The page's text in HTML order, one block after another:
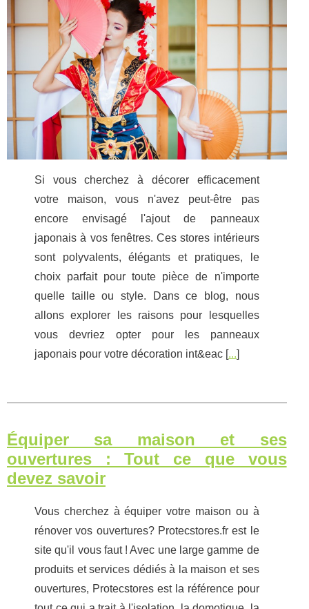
Si vous cherchez à décorer efficacement
votre maison, vous n'avez peut-être pas
encore envisagé l'ajout de panneaux
japonais à vos fenêtres. Ces stores intérieurs
sont polyvalents, élégants et pratiques, le
choix parfait pour toute pièce de n'importe
quelle taille ou style. Dans ce blog, nous
allons explorer les raisons pour lesquelles
vous devriez opter pour les panneaux
japonais pour votre décoration int&eac [...]
Équiper sa maison et ses
ouvertures : Tout ce que vous
devez savoir
Vous cherchez à équiper votre maison ou à
rénover vos ouvertures? Protecstores.fr est le
site qu'il vous faut ! Avec une large gamme de
produits et services dédiés à la maison et ses
ouvertures, Protecstores est la référence pour